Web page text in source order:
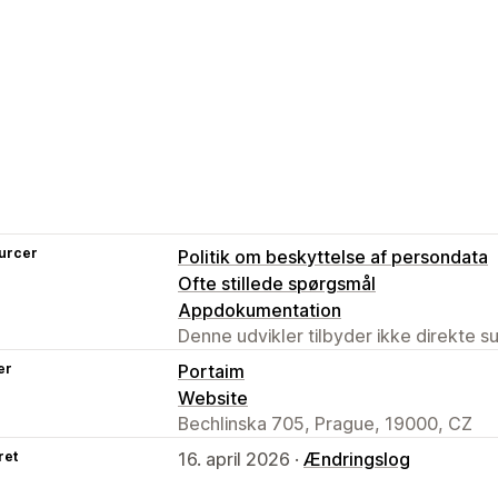
Politik om beskyttelse af persondata
Ofte stillede spørgsmål
Appdokumentation
Denne udvikler tilbyder ikke direkte
Portaim
Website
Bechlinska 705, Prague, 19000, CZ
16. april 2026 · Ændringslog